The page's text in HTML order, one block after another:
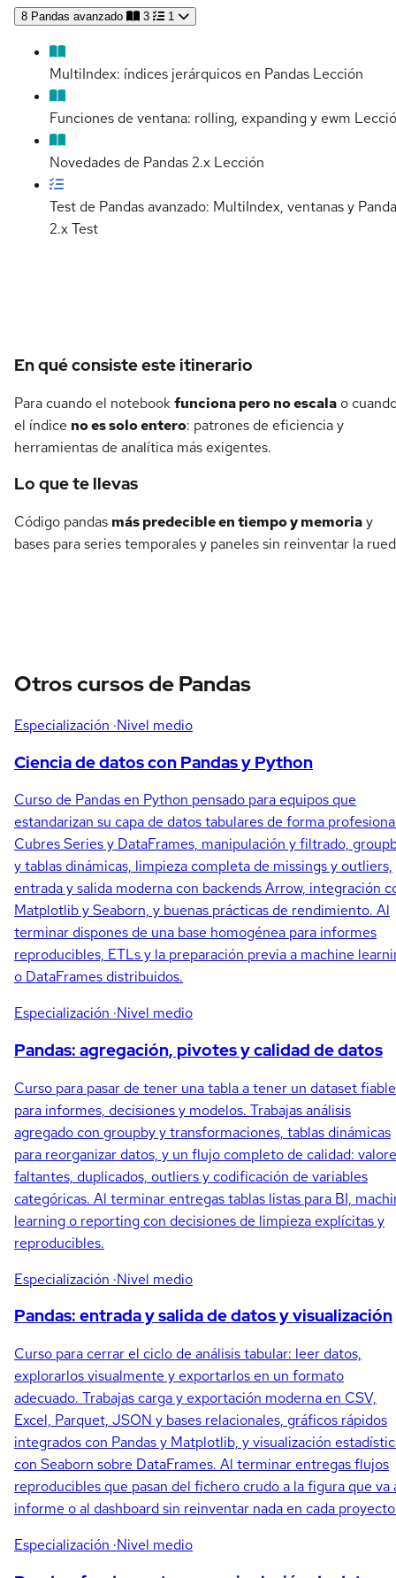
8 Pandas avanzado 3 1
MultiIndex: índices jerárquicos en Pandas Lección
Funciones de ventana: rolling, expanding y ewm
Novedades de Pandas 2.x Lección
Test de Pandas avanzado: MultiIndex, ventanas y
2.xTest
Detalles del curso
En qué consiste este itinerario
Para cuando el notebookfunciona pero no escala o
el índice no es solo entero: patrones de eficiencia y
herramientas de analítica más exigentes.
Lo que te llevas
Código pandas más predecible en tiempo y memoriay
bases para series temporales y paneles sin reinventar la
Otros cursos de Pandas
Especialización ·Nivel medio
Ciencia de datos con Pandas y Python
Curso de Pandas en Python pensado para equipos que
estandarizan su capa de datos tabulares de forma
Cubres Series y DataFrames, manipulación y filtrado,
y tablas dinámicas, limpieza completa de missings y outliers,
entrada y salida moderna con backends Arrow, integración
Matplotlib y Seaborn, y buenas prácticas de rendimiento. Al
terminar dispones de una base homogénea para informes
reproducibles, ETLs y la preparación previa a machine
o DataFrames distribuidos.
Especialización ·Nivel medio
Pandas: agregación, pivotes y calidad de datos
Curso para pasar de tener una tabla a tener un dataset fiable
para informes, decisiones y modelos. Trabajas análisis
agregado con groupby y transformaciones, tablas dinámicas
para reorganizar datos, y un flujo completo de calidad:
faltantes, duplicados, outliers y codificación de variables
categóricas. Al terminar entregas tablas listas para BI,
learning o reporting con decisiones de limpieza explícitas y
reproducibles.
Especialización ·Nivel medio
Pandas: entrada y salida de datos y visualización
Curso para cerrar el ciclo de análisis tabular: leer datos,
explorarlos visualmente y exportarlos en un formato
adecuado. Trabajas carga y exportación moderna en CSV,
Excel, Parquet, JSON y bases relacionales, gráficos rápidos
integrados con Pandas y Matplotlib, y visualización
con Seaborn sobre DataFrames. Al terminar entregas flujos
reproducibles que pasan del fichero crudo a la figura que va
informe o al dashboard sin reinventar nada en cada
Especialización ·Nivel medio